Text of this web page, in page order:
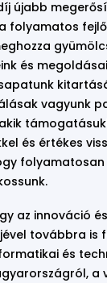
újabb
folyamatos
és
vagyunk
és értékes
folyamatosan
az innováció
továbbra is
és
a